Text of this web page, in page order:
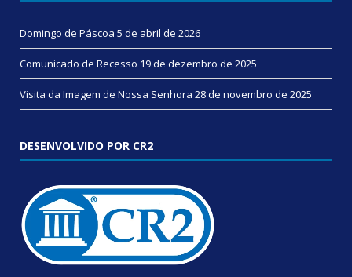
Domingo de Páscoa 5 de abril de 2026
Comunicado de Recesso 19 de dezembro de 2025
Visita da Imagem de Nossa Senhora 28 de novembro de 2025
DESENVOLVIDO POR CR2